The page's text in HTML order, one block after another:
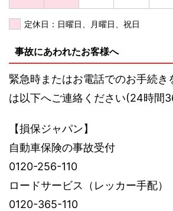
定休日：日曜日、月曜日、祝日
事故にあわれたお客様へ
緊急時またはお電話でのお手続
は以下へご連絡ください(24時間
【損保ジャパン】
自動車保険の事故受付
0120-256-110
ロードサービス（レッカー手配）
0120-365-110